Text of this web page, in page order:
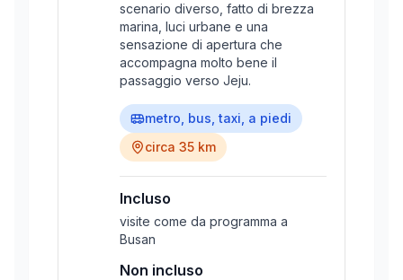
scenario diverso, fatto di brezza
marina, luci urbane e una
sensazione di apertura che
accompagna molto bene il
passaggio verso Jeju.
metro, bus, taxi, a piedi
circa 35 km
Incluso
visite come da programma a
Busan
Non incluso